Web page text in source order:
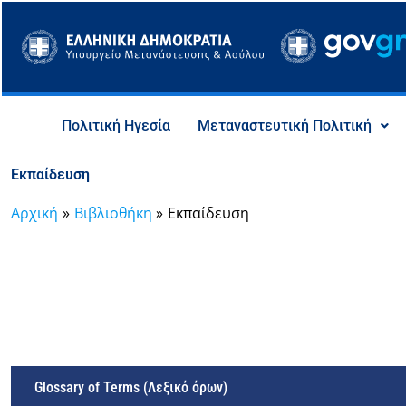
στο
περιεχόμενο
Πολιτική Ηγεσία Μεταναστευτική Πολιτική
Εκπαίδευση
Αρχική Βιβλιοθήκη Εκπαίδευση
Glossary of Terms (Λεξικό όρων)